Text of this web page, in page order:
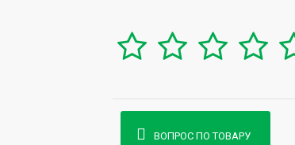
ВОПРОС ПО ТОВАРУ